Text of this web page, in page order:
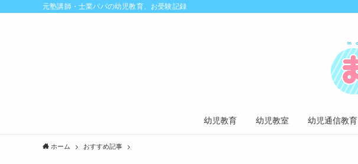
元塾講師・士業パパの幼児教育、お受験記録
幼児教育 幼児教室 幼児通信教育
ホーム おすすめ記事